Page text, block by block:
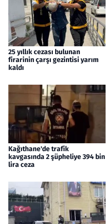
25 yıllık cezası bulunan
firarinin çarşı gezintisi yarım
kaldı
Kağıthane'de trafik
kavgasında 2 şüpheliye 394 bin
lira ceza